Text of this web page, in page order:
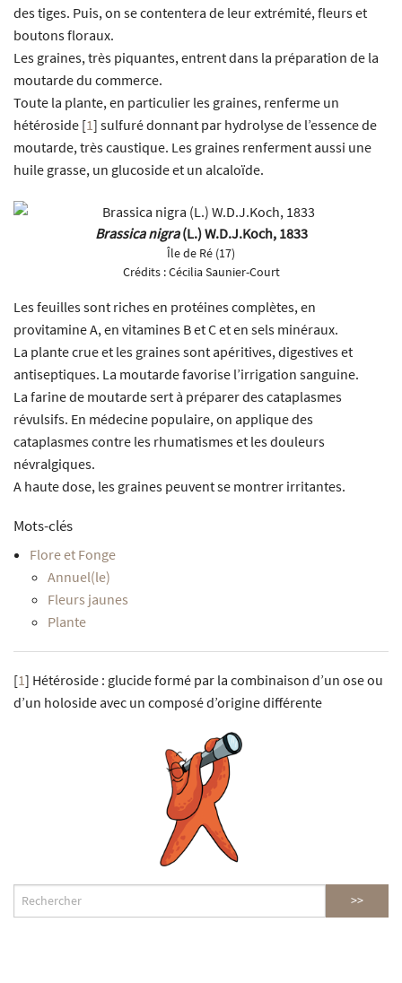
des tiges. Puis, on se contentera de leur extrémité, fleurs et
boutons floraux.
Les graines, très piquantes, entrent dans la préparation de la
moutarde du commerce.
Toute la plante, en particulier les graines, renferme un
hétéroside [1] sulfuré donnant par hydrolyse de l’essence de
moutarde, très caustique. Les graines renferment aussi une
huile grasse, un glucoside et un alcaloïde.
Brassica nigra(L.) W.D.J.Koch, 1833
Île de Ré (17)
Crédits :Cécilia Saunier-Court
Les feuilles sont riches en protéines complètes, en
provitamine A, en vitamines B et C et en sels minéraux.
La plante crue et les graines sont apéritives, digestives et
antiseptiques. La moutarde favorise l’irrigation sanguine.
La farine de moutarde sert à préparer des cataplasmes
révulsifs. En médecine populaire, on applique des
cataplasmes contre les rhumatismes et les douleurs
névralgiques.
A haute dose, les graines peuvent se montrer irritantes.
Mots-clés
Flore et Fonge
Annuel(le)
Fleurs jaunes
Plante
[1] Hétéroside : glucide formé par la combinaison d’un ose ou
d’un holoside avec un composé d’origine différente